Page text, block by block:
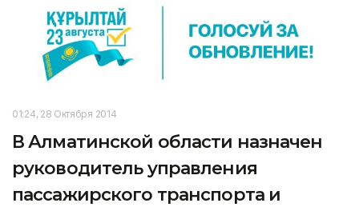
01:24, 28 Октября 2014
В Алматинской области назначен
руководитель управления
пассажирского транспорта и